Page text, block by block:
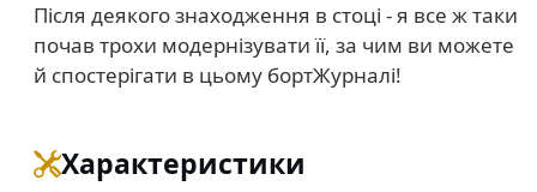
Після деякого знаходження в стоці - я все ж таки
почав трохи модернізувати її, за чим ви можете
й спостерігати в цьому бортЖурналі!
Характеристики